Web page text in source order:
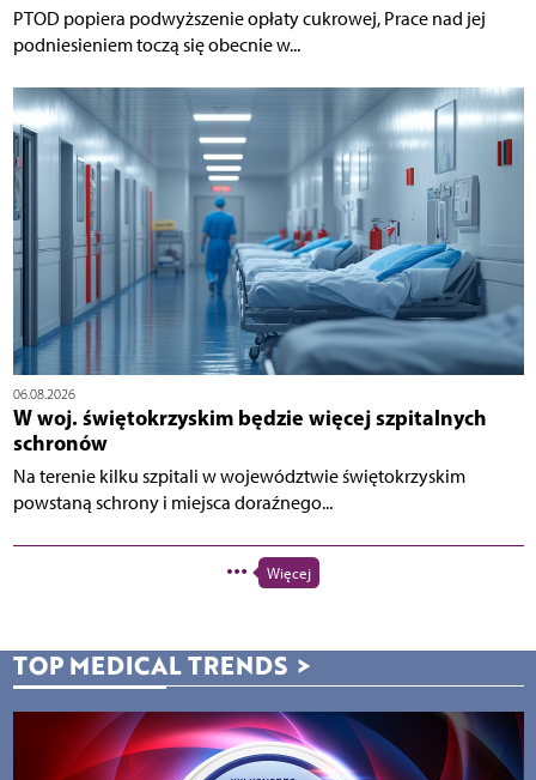
PTOD popiera podwyższenie opłaty cukrowej, Prace nad jej
podniesieniem toczą się obecnie w...
06.08.2026
W woj. świętokrzyskim będzie więcej szpitalnych
schronów
Na terenie kilku szpitali w województwie świętokrzyskim
powstaną schrony i miejsca doraźnego...
Więcej
TOP MEDICAL TRENDS >